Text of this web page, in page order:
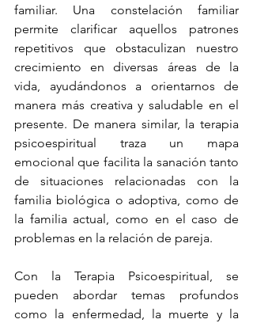
familiar. Una constelación familiar
permite clarificar aquellos patrones
repetitivos que obstaculizan nuestro
crecimiento en diversas áreas de la
vida, ayudándonos a orientarnos de
manera más creativa y saludable en el
presente. De manera similar, la terapia
psicoespiritual traza un mapa
emocional que facilita la sanación tanto
de situaciones relacionadas con la
familia biológica o adoptiva, como de
la familia actual, como en el caso de
problemas en la relación de pareja.
Con la Terapia Psicoespiritual, se
pueden abordar temas profundos
como la enfermedad, la muerte y la